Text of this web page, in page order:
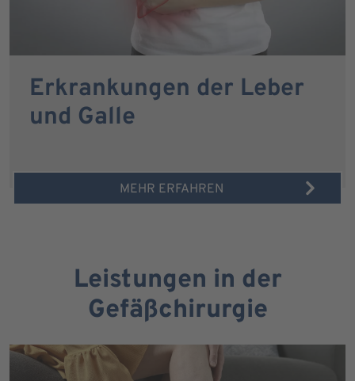
Erkrankungen der Leber
und Galle
MEHR ERFAHREN
Leistungen in der
Gefäßchirurgie